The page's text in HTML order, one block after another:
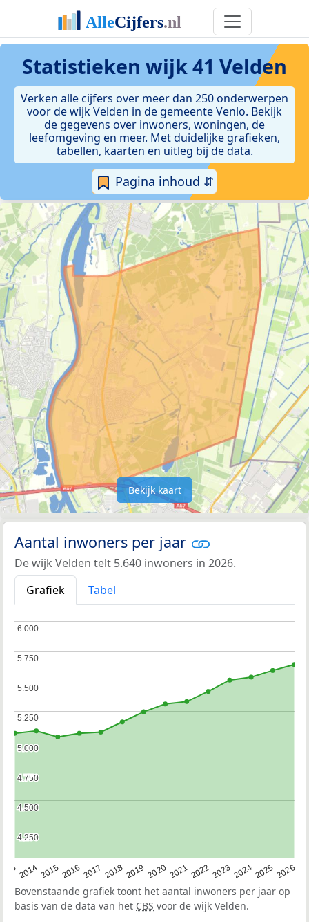
Statistieken wijk 41 Velden
Verken alle cijfers over meer dan 250 onderwerpen
voor de wijk Velden in de gemeente Venlo. Bekijk
de gegevens over inwoners, woningen, de
leefomgeving en meer. Met duidelijke grafieken,
tabellen, kaarten en uitleg bij de data.
Pagina inhoud ⇵
Bekijk kaart
Aantal inwoners per jaar
De wijk Velden telt 5.640 inwoners in 2026.
Grafiek
Tabel
2014201520162017 20182019 2020202120222023202420252026
4.250
4.250
4.500
4.500
4.750
4.750
5.000
5.000
5.250
5.250
5.500
5.500
5.750
5.750
6.000
6.000
Bovenstaande grafiek toont het aantal inwoners per jaar op
basis van de data van het CBS voor de wijk Velden.